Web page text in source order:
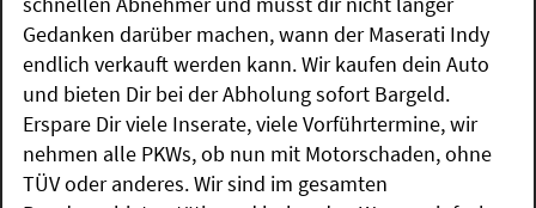
Gedanken darüber machen, wann der Maserati Indy
endlich verkauft werden kann. Wir kaufen dein Auto
und bieten Dir bei der Abholung sofort Bargeld.
Erspare Dir viele Inserate, viele Vorführtermine, wir
nehmen alle PKWs, ob nun mit Motorschaden, ohne
TÜV oder anderes. Wir sind im gesamten